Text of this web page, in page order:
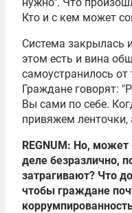
Кто и с кем может
Система закрылась
этом есть и вина
самоустранилось от
Граждане говорят:
Вы сами по себе.
привяжем ленточки,
REGNUM: Но,
деле безразлично,
затрагивают? Что
чтобы граждане